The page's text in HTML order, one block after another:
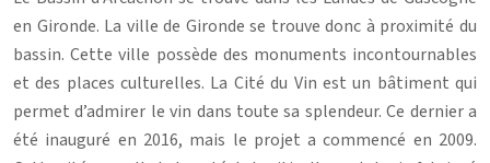
en Gironde. La ville de Gironde se trouve donc à proximité du
bassin. Cette ville possède des monuments incontournables
et des places culturelles. La Cité du Vin est un bâtiment qui
permet d’admirer le vin dans toute sa splendeur. Ce dernier a
été inauguré en 2016, mais le projet a commencé en 2009.